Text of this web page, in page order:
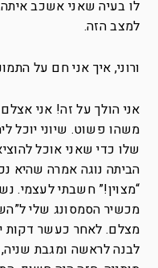
לו בעיה שאני אשכב
למצב הזה.
ורוני, איך אני חם על
אני הולך על זה! אני
משהו פשוט. שיוני יוכל
שלו כדי שאני אוכל
הביתה נוגה אמרה שהיא
“מצוין!” חשבתי לעצמי.
מכשיר הסמסונג שלי
מצלם. לאחר כעשר דקות
לבנה לראשה ומגבת